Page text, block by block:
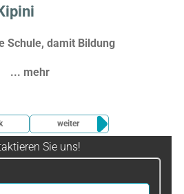
Schule, damit Bildung
... mehr
weiter
Sie uns!